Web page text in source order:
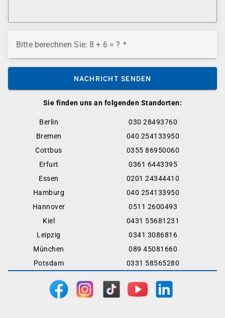
Sie finden uns an folgenden Standorten:
Berlin
030 28493760
Bremen
040 254133950
Cottbus
0355 86950060
Erfurt
0361 6443395
Essen
0201 24344410
Hamburg
040 254133950
Hannover
0511 2600493
Kiel
0431 55681231
Leipzig
0341 3086816
München
089 45081660
Potsdam
0331 58565280
Bitte berechnen Sie: 8 + 6 = ?
NACHRICHT SENDEN